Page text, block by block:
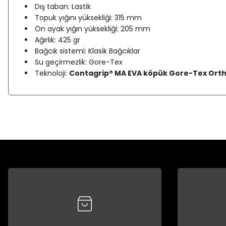
Dış taban: Lastik
Topuk yığını yüksekliği: 315 mm
Ön ayak yığın yüksekliği: 205 mm
Ağırlık: 425 gr
Bağcık sistemi: Klasik Bağcıklar
Su geçirmezlik: Gore-Tex
Teknoloji: Contagrip® MA EVA köpük Gore-Tex